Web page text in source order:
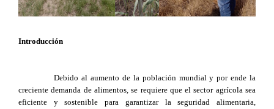
Introducción
Debido al aumento de la población mundial y por ende la
creciente demanda de alimentos, se requiere que el sector agrícola sea
eficiente y sostenible para garantizar la seguridad alimentaria,